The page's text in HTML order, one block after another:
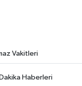
Vakitleri
Haberleri